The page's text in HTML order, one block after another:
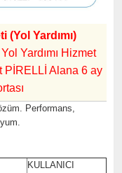
(Yol Yardımı)
Yardımı Hizmet
PİRELLİ Alana 6 ay
Performans,
KULLANICI